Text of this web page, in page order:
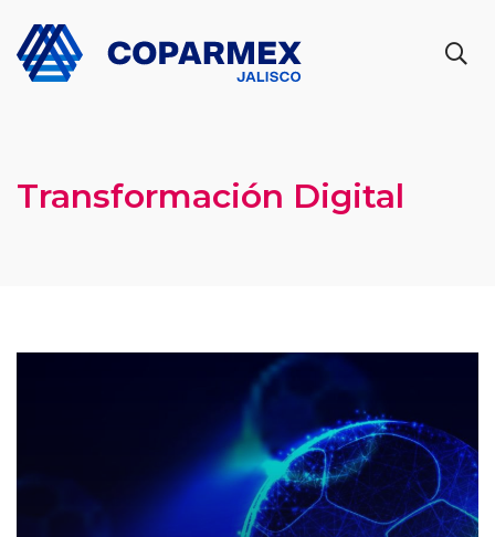
Transformación Digital